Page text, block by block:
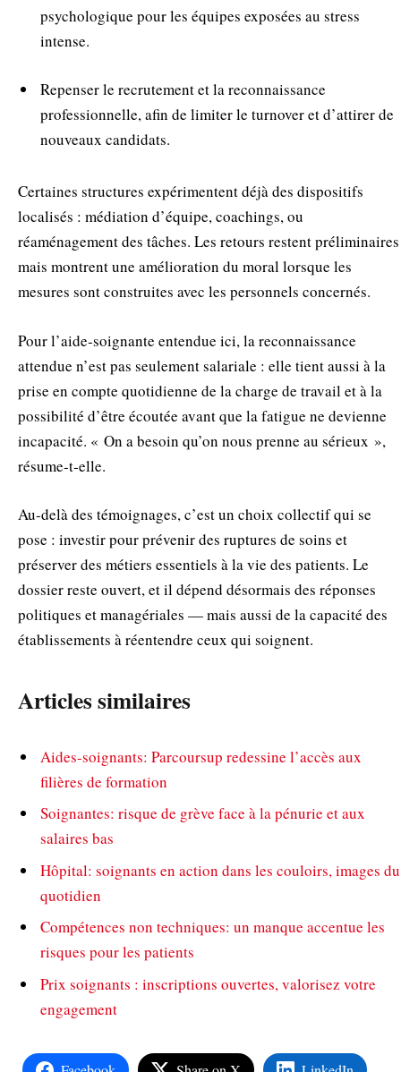
psychologique pour les équipes exposées au stress
intense.
Repenser le recrutement et la reconnaissance
professionnelle, afin de limiter le turnover et d’attirer de
nouveaux candidats.
Certaines structures expérimentent déjà des dispositifs
localisés : médiation d’équipe, coachings, ou
réaménagement des tâches. Les retours restent préliminaires
mais montrent une amélioration du moral lorsque les
mesures sont construites avec les personnels concernés.
Pour l’aide‑soignante entendue ici, la reconnaissance
attendue n’est pas seulement salariale : elle tient aussi à la
prise en compte quotidienne de la charge de travail et à la
possibilité d’être écoutée avant que la fatigue ne devienne
incapacité. « On a besoin qu’on nous prenne au sérieux »,
résume‑t‑elle.
Au-delà des témoignages, c’est un choix collectif qui se
pose : investir pour prévenir des ruptures de soins et
préserver des métiers essentiels à la vie des patients. Le
dossier reste ouvert, et il dépend désormais des réponses
politiques et managériales — mais aussi de la capacité des
établissements à réentendre ceux qui soignent.
Articles similaires
Aides-soignants: Parcoursup redessine l’accès aux
filières de formation
Soignantes: risque de grève face à la pénurie et aux
salaires bas
Hôpital: soignants en action dans les couloirs, images du
quotidien
Compétences non techniques: un manque accentue les
risques pour les patients
Prix soignants : inscriptions ouvertes, valorisez votre
engagement